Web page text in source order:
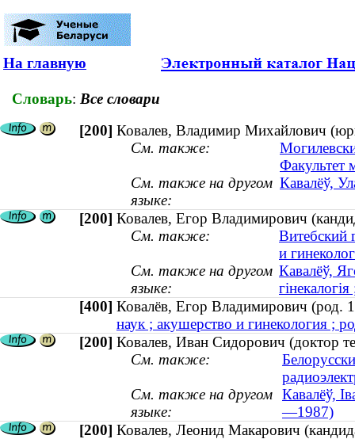
На главную
Словарь: Все словари
[200] Ковалев, Владимир Михайлович
См. также:
Факультет
См. также на другом
языке:
Кавалёў,
[200] Ковалев, Егор Владимирович
См. также:
Витебский
и
См. также на другом
языке:
Кавалёў,
[400] Ковалёв, Егор Владимирович
наук ; акушерство и гинекология ;
[200] Ковалев, Иван Сидорович (доктор
См. также:
См. также на другом
языке:
Кавалёў,
—1987)
[200] Ковалев, Леонид Макарович